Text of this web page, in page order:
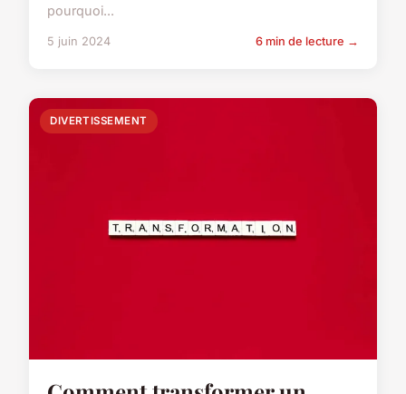
pourquoi...
5 juin 2024 6 min de lecture →
DIVERTISSEMENT